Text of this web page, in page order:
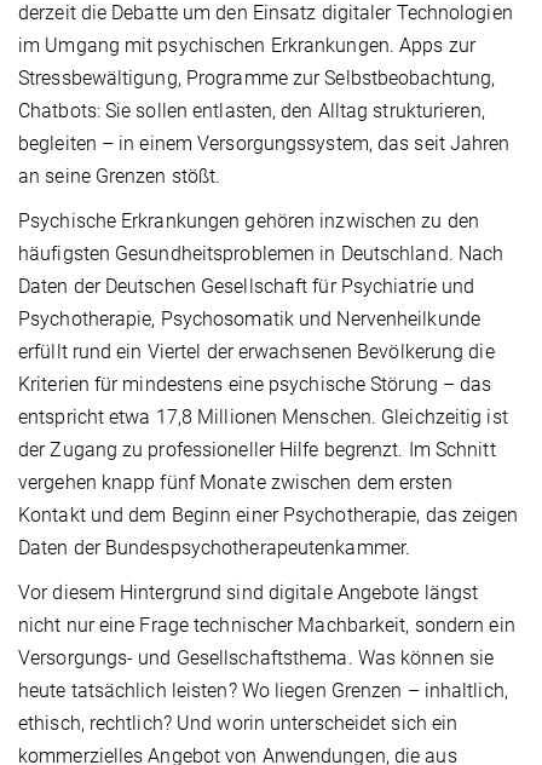
derzeit die Debatte um den Einsatz digitaler Technologien
im Umgang mit psychischen Erkrankungen. Apps zur
Stressbewältigung, Programme zur Selbstbeobachtung,
Chatbots: Sie sollen entlasten, den Alltag strukturieren,
begleiten – in einem Versorgungs­system, das seit Jahren
an seine Grenzen stößt.
Psychische Erkrankungen gehören inzwischen zu den
häufigsten Gesundheitsproblemen in Deutschland. Nach
Daten der Deutschen Gesellschaft für Psychia­trie und
Psychotherapie, Psychosomatik und Nervenheilkunde
erfüllt rund ein Viertel der erwachsenen Bevölkerung die
Kriterien für mindestens eine psychische Störung – das
entspricht etwa 17,8 Millionen Menschen. Gleichzeitig ist
der Zugang zu professioneller Hilfe begrenzt. Im Schnitt
vergehen knapp fünf Monate zwischen dem ersten
Kontakt und dem Beginn einer Psychotherapie, das zeigen
Daten der Bundespsychotherapeutenkammer.
Vor diesem Hintergrund sind digitale Angebote längst
nicht nur eine Frage technischer Machbarkeit, sondern ein
Versorgungs- und Gesellschaftsthema. Was können sie
heute tatsächlich leisten? Wo liegen Grenzen – inhaltlich,
ethisch, rechtlich? Und worin unterscheidet sich ein
kommerzielles Angebot von Anwendungen, die aus